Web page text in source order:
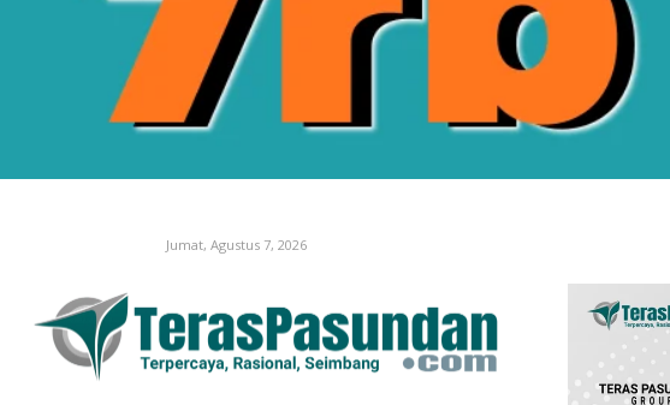
Jumat, Agustus 7, 2026